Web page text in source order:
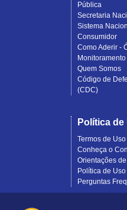
Pública
Secretaria
Sistema
Consumidor
Como Aderir -
Monitoramento
Quem Somos
Código de
(CDC)
Política de
Termos de Uso
Conheça o
Orientações
Política de
Perguntas